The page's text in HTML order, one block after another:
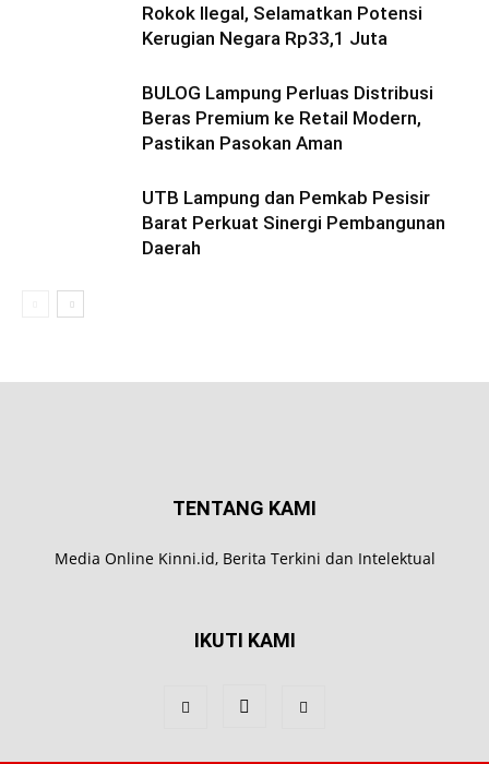
Rokok Ilegal, Selamatkan Potensi
Kerugian Negara Rp33,1 Juta
BULOG Lampung Perluas Distribusi
Beras Premium ke Retail Modern,
Pastikan Pasokan Aman
UTB Lampung dan Pemkab Pesisir
Barat Perkuat Sinergi Pembangunan
Daerah
TENTANG KAMI
Media Online Kinni.id, Berita Terkini dan Intelektual
IKUTI KAMI